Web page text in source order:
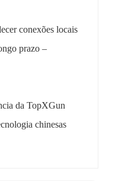
conexões locais
prazo –
da TopXGun
chinesas